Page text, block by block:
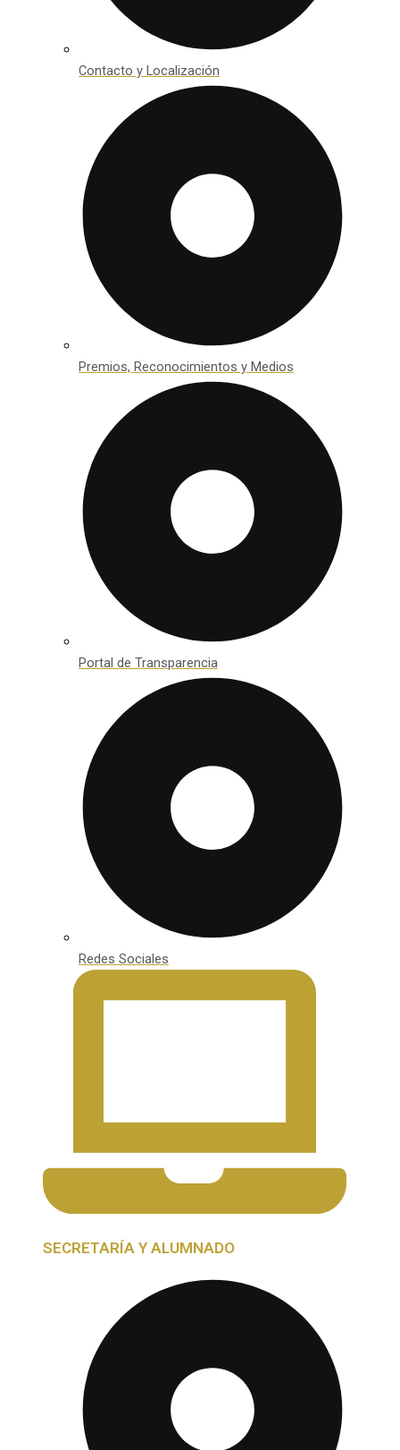
Contacto y Localización
Premios, Reconocimientos y Medios
Portal de Transparencia
Redes Sociales
SECRETARÍA Y ALUMNADO